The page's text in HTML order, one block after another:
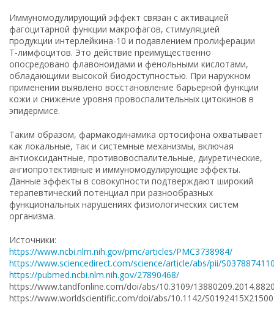
Иммуномодулирующий эффект связан с активацией
фагоцитарной функции макрофагов, стимуляцией
продукции интерлейкина-10 и подавлением пролиферации
Т-лимфоцитов. Это действие преимущественно
опосредовано флавоноидами и фенольными кислотами,
обладающими высокой биодоступностью. При наружном
применении выявлено восстановление барьерной функции
кожи и снижение уровня провоспалительных цитокинов в
эпидермисе.
Таким образом, фармакодинамика ортосифона охватывает
как локальные, так и системные механизмы, включая
антиоксидантные, противовоспалительные, диуретические,
ангиопротективные и иммуномодулирующие эффекты.
Данные эффекты в совокупности подтверждают широкий
терапевтический потенциал при разнообразных
функциональных нарушениях физиологических систем
организма.
Источники:
https://www.ncbi.nlm.nih.gov/pmc/articles/PMC3738984/
https://www.sciencedirect.com/science/article/abs/pii/
https://pubmed.ncbi.nlm.nih.gov/27890468/
https://www.tandfonline.com/doi/abs/10.3109/
https://www.worldscientific.com/doi/abs/10.1142/